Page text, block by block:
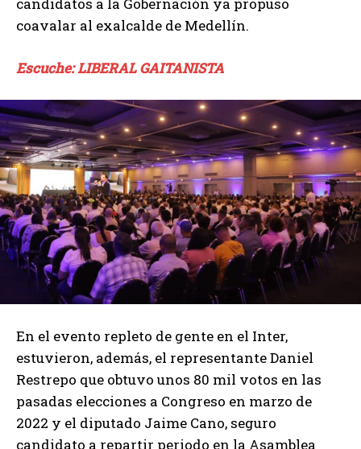
candidatos a la Gobernación ya propuso
coavalar al exalcalde de Medellín.
Escuche: LIBERAL GAITANISTA
En el evento repleto de gente en el Inter,
estuvieron, además, el representante Daniel
Restrepo que obtuvo unos 80 mil votos en las
pasadas elecciones a Congreso en marzo de
2022 y el diputado Jaime Cano, seguro
candidato a repartir periodo en la Asamblea